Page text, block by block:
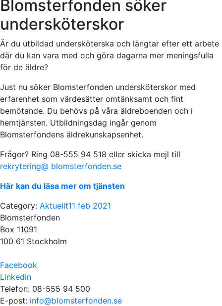
Blomsterfonden söker
undersköterskor
Är du utbildad undersköterska och längtar efter ett arbete
där du kan vara med och göra dagarna mer meningsfulla
för de äldre?
Just nu söker Blomsterfonden undersköterskor med
erfarenhet som värdesätter omtänksamt och fint
bemötande. Du behövs på våra äldreboenden och i
hemtjänsten. Utbildningsdag ingår genom
Blomsterfondens äldrekunskapsenhet.
Frågor? Ring 08-555 94 518 eller skicka mejl till
rekrytering@ blomsterfonden.se
Här kan du läsa mer om tjänsten
Category: Aktuellt11 feb 2021
Blomsterfonden
Box 11091
100 61 Stockholm
Facebook
Linkedin
Telefon: 08-555 94 500
E-post: info@blomsterfonden.se